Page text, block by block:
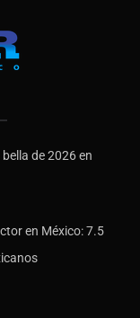
de 2026 en
en México: 7.5